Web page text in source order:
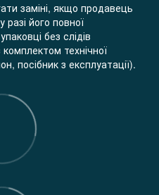
заміні, якщо продавець
його повної
без слідів
технічної
посібник з експлуатації).